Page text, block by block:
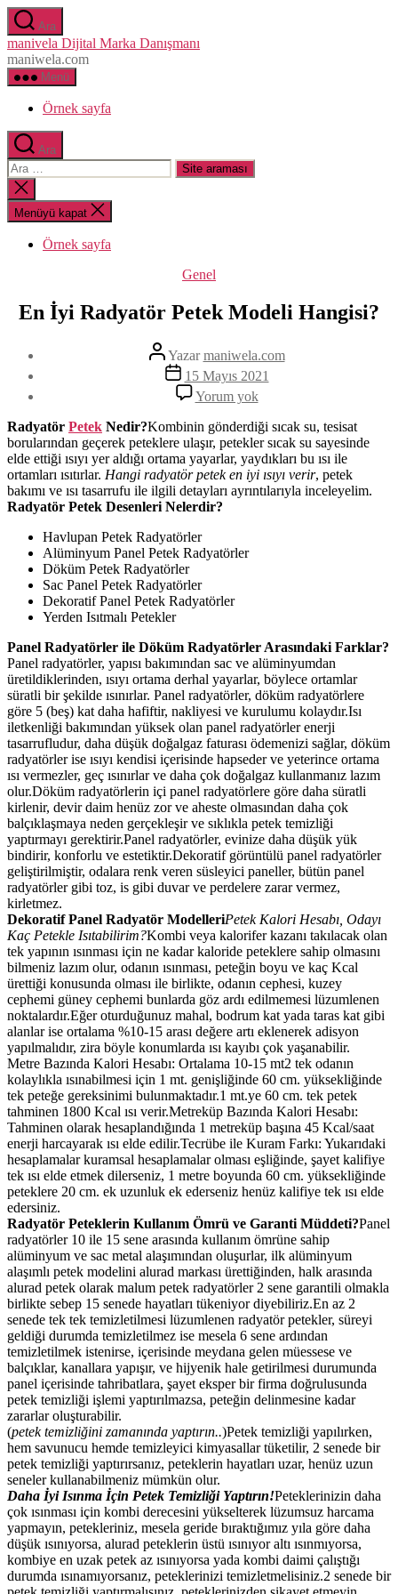
İçeriğe
atla
Ara
manivela Dijital Marka Danışmanı
maniwela.com
Menü
Örnek sayfa
Ara
Arama
yap:
Aramayı
kapat
Menüyü kapat
Örnek sayfa
Kategoriler
Genel
En İyi Radyatör Petek Modeli Hangisi?
Yazının
yazarı
Yazarmaniwela.com
Yazı
tarihi
15 Mayıs 2021
Yorum yokEn
İyi
Radyatör
Petek
Modeli
Hangisi?
Radyatör Petek Nedir?Kombinin gönderdiği sıcak su, tesisat
borularından geçerek peteklere ulaşır, petekler sıcak su sayesinde
elde ettiği ısıyı yer aldığı ortama yayarlar, yaydıkları bu ısı ile
ortamları ısıtırlar. Hangi radyatör petek en iyi ısıyı verir, petek
bakımı ve ısı tasarrufu ile ilgili detayları ayrıntılarıyla inceleyelim.
Radyatör Petek Desenleri Nelerdir?
Havlupan Petek Radyatörler
Alüminyum Panel Petek Radyatörler
Döküm Petek Radyatörler
Sac Panel Petek Radyatörler
Dekoratif Panel Petek Radyatörler
Yerden Isıtmalı Petekler
Panel Radyatörler ile Döküm Radyatörler Arasındaki Farklar?
Panel radyatörler, yapısı bakımından sac ve alüminyumdan
üretildiklerinden, ısıyı ortama derhal yayarlar, böylece ortamlar
süratli bir şekilde ısınırlar. Panel radyatörler, döküm radyatörlere
göre 5 (beş) kat daha hafiftir, nakliyesi ve kurulumu kolaydır.Isı
iletkenliği bakımından yüksek olan panel radyatörler enerji
tasarrufludur, daha düşük doğalgaz faturası ödemenizi sağlar, döküm
radyatörler ise ısıyı kendisi içerisinde hapseder ve yeterince ortama
ısı vermezler, geç ısınırlar ve daha çok doğalgaz kullanmanız lazım
olur.Döküm radyatörlerin içi panel radyatörlere göre daha süratli
kirlenir, devir daim henüz zor ve aheste olmasından daha çok
balçıklaşmaya neden gerçekleşir ve sıklıkla petek temizliği
yaptırmayı gerektirir.Panel radyatörler, evinize daha düşük yük
bindirir, konforlu ve estetiktir.Dekoratif görüntülü panel radyatörler
geliştirilmiştir, odalara renk veren süsleyici paneller, bütün panel
radyatörler gibi toz, is gibi duvar ve perdelere zarar vermez,
kirletmez.
Dekoratif Panel Radyatör ModelleriPetek Kalori Hesabı, Odayı
Kaç Petekle Isıtabilirim?Kombi veya kalorifer kazanı takılacak olan
tek yapının ısınması için ne kadar kaloride peteklere sahip olmasını
bilmeniz lazım olur, odanın ısınması, peteğin boyu ve kaç Kcal
ürettiği konusunda olması ile birlikte, odanın cephesi, kuzey
cephemi güney cephemi bunlarda göz ardı edilmemesi lüzumlenen
noktalardır.Eğer oturduğunuz mahal, bodrum kat yada taras kat gibi
alanlar ise ortalama %10-15 arası değere artı eklenerek adisyon
yapılmalıdır, zira böyle konumlarda ısı kayıbı çok yaşanabilir.
Metre Bazında Kalori Hesabı: Ortalama 10-15 mt2 tek odanın
kolaylıkla ısınabilmesi için 1 mt. genişliğinde 60 cm. yüksekliğinde
tek peteğe gereksinimi bulunmaktadır.1 mt.ye 60 cm. tek petek
tahminen 1800 Kcal ısı verir.Metreküp Bazında Kalori Hesabı:
Tahminen olarak hesaplandığında 1 metreküp başına 45 Kcal/saat
enerji harcayarak ısı elde edilir.Tecrübe ile Kuram Farkı: Yukarıdaki
hesaplamalar kuramsal hesaplamalar olması eşliğinde, şayet kalifiye
tek ısı elde etmek dilerseniz, 1 metre boyunda 60 cm. yüksekliğinde
peteklere 20 cm. ek uzunluk ek ederseniz henüz kalifiye tek ısı elde
edersiniz.
Radyatör Peteklerin Kullanım Ömrü ve Garanti Müddeti?Panel
radyatörler 10 ile 15 sene arasında kullanım ömrüne sahip
alüminyum ve sac metal alaşımından oluşurlar, ilk alüminyum
alaşımlı petek modelini alurad markası ürettiğinden, halk arasında
alurad petek olarak malum petek radyatörler 2 sene garantili olmakla
birlikte sebep 15 senede hayatları tükeniyor diyebiliriz.En az 2
senede tek tek temizletilmesi lüzumlenen radyatör petekler, süreyi
geldiği durumda temizletilmez ise mesela 6 sene ardından
temizletilmek istenirse, içerisinde meydana gelen müessese ve
balçıklar, kanallara yapışır, ve hijyenik hale getirilmesi durumunda
panel içerisinde tahribatlara, şayet eksper bir firma doğrulusunda
petek temizliği işlemi yaptırılmazsa, peteğin delinmesine kadar
zararlar oluşturabilir.
(petek temizliğini zamanında yaptırın..)Petek temizliği yapılırken,
hem savunucu hemde temizleyici kimyasallar tüketilir, 2 senede bir
petek temizliği yaptırırsanız, peteklerin hayatları uzar, henüz uzun
seneler kullanabilmeniz mümkün olur.
Daha İyi Isınma İçin Petek Temizliği Yaptırın!Peteklerinizin daha
çok ısınması için kombi derecesini yükselterek lüzumsuz harcama
yapmayın, petekleriniz, mesela geride bıraktığımız yıla göre daha
düşük ısınıyorsa, alurad peteklerin üstü ısınıyor altı ısınmıyorsa,
kombiye en uzak petek az ısınıyorsa yada kombi daimi çalıştığı
durumda ısınamıyorsanız, peteklerinizi temizletmelisiniz.2 senede bir